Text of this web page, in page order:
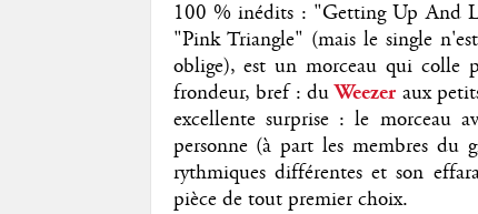
100 % inédits : "Getting Up And
"Pink Triangle" (mais le single
oblige), est un morceau qui colle
frondeur, bref : duWeezer aux
excellente surprise : le morceau
personne (à part les membres du
rythmiques différentes et son
pièce de tout premier choix.